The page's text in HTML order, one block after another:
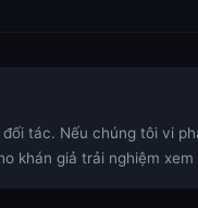
tác. Nếu chúng tôi vi
khán giả trải nghiệm